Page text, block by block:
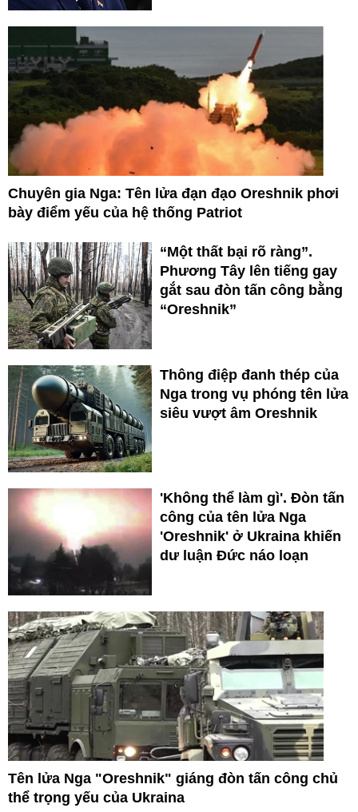
Chuyên gia Nga: Tên lửa đạn đạo Oreshnik phơi
bày điểm yếu của hệ thống Patriot
“Một thất bại rõ ràng”.
Phương Tây lên tiếng gay
gắt sau đòn tấn công bằng
“Oreshnik”
Thông điệp đanh thép của
Nga trong vụ phóng tên lửa
siêu vượt âm Oreshnik
'Không thể làm gì'. Đòn tấn
công của tên lửa Nga
'Oreshnik' ở Ukraina khiến
dư luận Đức náo loạn
Tên lửa Nga "Oreshnik" giáng đòn tấn công chủ
thể trọng yếu của Ukraina